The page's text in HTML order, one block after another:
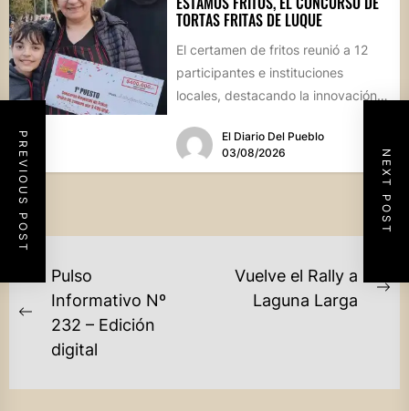
PREVIOUS POST NEXT POST
TORTAS FRITAS DE LUQUE
El certamen de fritos reunió a 12
participantes e instituciones
locales, destacando la innovación
El Diario Del Pueblo
03/08/2026
NAVEGACIÓN
DE
ENTRADAS
Previous
post:
Pulso
Informativo Nº
232 – Edición
digital
Vuelve el Rally a
Laguna Larga